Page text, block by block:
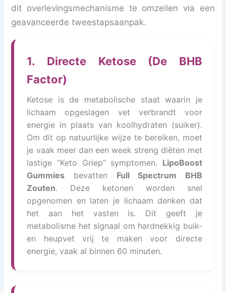
dit overlevingsmechanisme te omzeilen via een
geavanceerde tweestapsaanpak.
1. Directe Ketose (De BHB
Factor)
Ketose is de metabolische staat waarin je
lichaam opgeslagen vet verbrandt voor
energie in plaats van koolhydraten (suiker).
Om dit op natuurlijke wijze te bereiken, moet
je vaak meer dan een week streng diëten met
lastige “Keto Griep” symptomen. LipoBoost
Gummies bevatten Full Spectrum BHB
Zouten. Deze ketonen worden snel
opgenomen en laten je lichaam denken dat
het aan het vasten is. Dit geeft je
metabolisme het signaal om hardnekkig buik-
en heupvet vrij te maken voor directe
energie, vaak al binnen 60 minuten.